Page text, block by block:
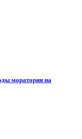
моратория на